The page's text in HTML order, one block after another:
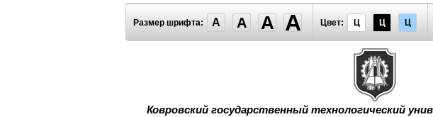
Размер шрифта: A A A A Цвет: Ц Ц Ц
Ковровский государственный технологический